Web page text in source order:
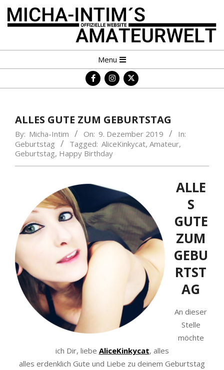
Skip
MICHA-
INTIM
´S
Navigation
Menu
ALLES GUTE ZUM GEBURTSTAG
By: Micha-Intim On: 9. Dezember 2019
In:
Geburtstag
Tagged: AliceKinkycat, Amateur,
Geburtstag, Happy Birthday
ALLE
S
GUTE
ZUM
GEBU
RTST
AG
An dieser
Stelle
möchte
ich Dir, liebe AliceKinkycat, alles
alles erdenklich Gute und Liebe zu deinem Geburtstag